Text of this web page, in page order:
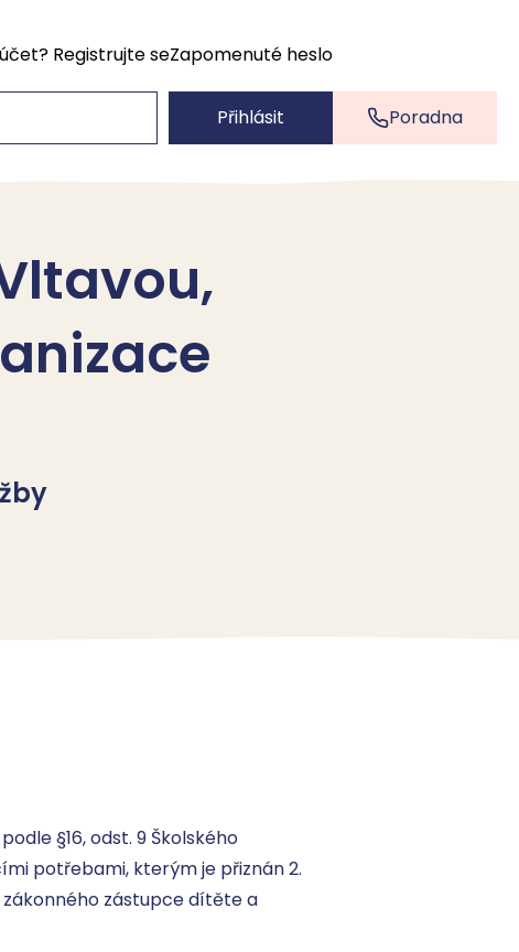
Poradna
Registrujte seZapomenuté heslo
Přihlásit
§16, odst. 9 Školského
potřebami, kterým je přiznán 2.
zákonného zástupce dítěte a